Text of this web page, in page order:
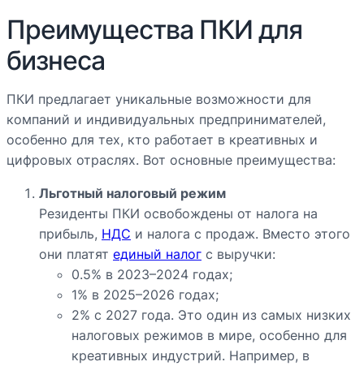
Преимущества ПКИ для
бизнеса
ПКИ предлагает уникальные возможности для
компаний и индивидуальных предпринимателей,
особенно для тех, кто работает в креативных и
цифровых отраслях. Вот основные преимущества:
Льготный налоговый режим
Резиденты ПКИ освобождены от налога на
прибыль, НДС и налога с продаж. Вместо этого
они платят единый налог с выручки:
0.5% в 2023–2024 годах;
1% в 2025–2026 годах;
2% с 2027 года. Это один из самых низких
налоговых режимов в мире, особенно для
креативных индустрий. Например, в